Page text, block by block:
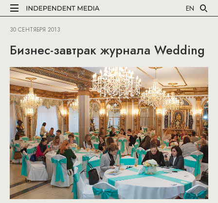
EN
30 СЕНТЯБРЯ 2013
Бизнес-завтрак журнала Wedding